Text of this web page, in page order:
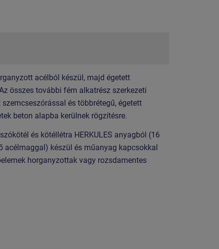
acélból készül, majd égetett
összes további fém alkatrész szerkezeti
és többrétegű, égetett
beton alapba kerülnek rögzítésre.
és kötéllétra HERKULES anyagból (16
acélmaggal) készül és műanyag kapcsokkal
horganyzottak vagy rozsdamentes